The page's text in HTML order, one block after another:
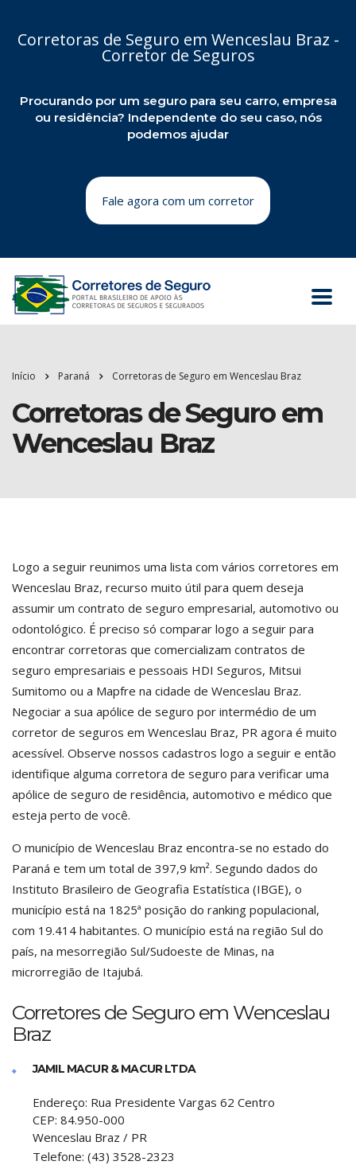
Corretoras de Seguro em Wenceslau Braz -
Corretor de Seguros
Procurando por um seguro para seu carro, empresa
ou residência? Independente do seu caso, nós
podemos ajudar
Fale agora com um corretor
Início Paraná Corretoras de Seguro em Wenceslau Braz
Corretoras de Seguro em
Wenceslau Braz
Logo a seguir reunimos uma lista com vários corretores em
Wenceslau Braz, recurso muito útil para quem deseja
assumir um contrato de seguro empresarial, automotivo ou
odontológico. É preciso só comparar logo a seguir para
encontrar corretoras que comercializam contratos de
seguro empresariais e pessoais HDI Seguros, Mitsui
Sumitomo ou a Mapfre na cidade de Wenceslau Braz.
Negociar a sua apólice de seguro por intermédio de um
corretor de seguros em Wenceslau Braz, PR agora é muito
acessível. Observe nossos cadastros logo a seguir e então
identifique alguma corretora de seguro para verificar uma
apólice de seguro de residência, automotivo e médico que
esteja perto de você.
O município de Wenceslau Braz encontra-se no estado do
Paraná e tem um total de 397,9 km². Segundo dados do
Instituto Brasileiro de Geografia Estatística (IBGE), o
município está na 1825ª posição do ranking populacional,
com 19.414 habitantes. O município está na região Sul do
país, na mesorregião Sul/Sudoeste de Minas, na
microrregião de Itajubá.
Corretores de Seguro em Wenceslau
Braz
JAMIL MACUR & MACUR LTDA
Endereço: Rua Presidente Vargas 62 Centro
CEP: 84.950-000
Wenceslau Braz / PR
Telefone: (43) 3528-2323